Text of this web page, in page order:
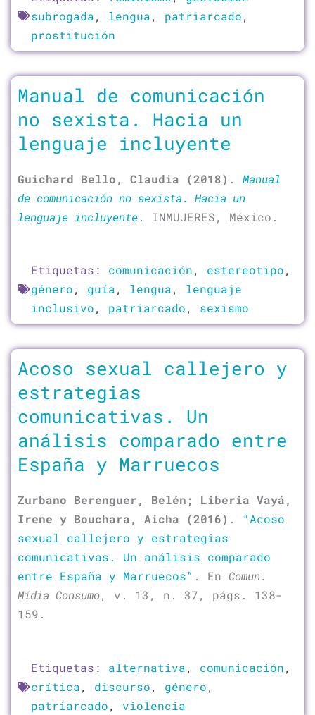
subrogada, lengua, patriarcado,
prostitución
Manual de comunicación
no sexista. Hacia un
lenguaje incluyente
Guichard Bello, Claudia (2018) . Manual
de comunicación no sexista. Hacia un
lenguaje incluyente. INMUJERES, México.
Etiquetas: comunicación, estereotipo,
género, guía, lengua, lenguaje
inclusivo, patriarcado, sexismo
Acoso sexual callejero y
estrategias
comunicativas. Un
análisis comparado entre
España y Marruecos
Zurbano Berenguer, Belén; Liberia Vayá,
Irene y Bouchara, Aicha (2016) . “Acoso
sexual callejero y estrategias
comunicativas. Un análisis comparado
entre España y Marruecos” . En Comun.
Mídia Consumo, v. 13, n. 37, págs. 138-
159.
Etiquetas: alternativa, comunicación,
crítica, discurso, género,
patriarcado, violencia